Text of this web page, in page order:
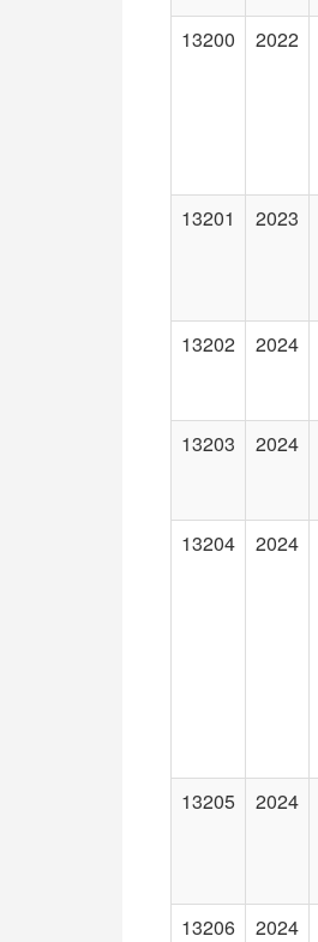
13200 2022
13201 2023
13202 2024
13203
2024
13204
2024
13205 2024
13206 2024